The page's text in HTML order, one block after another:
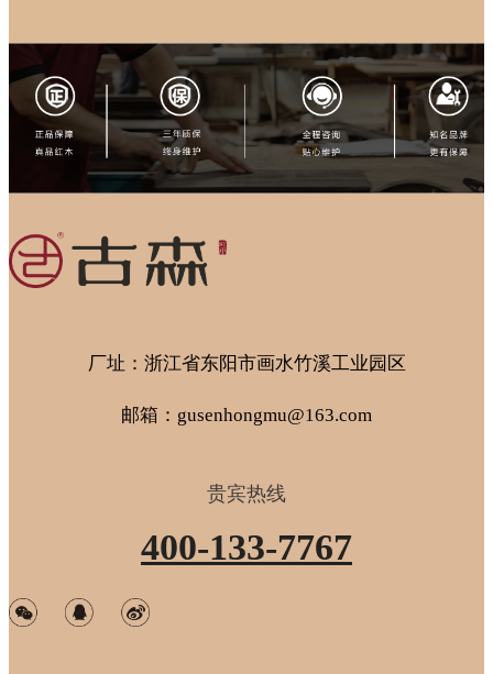
厂址：浙江省东阳市画水竹溪工业园区
邮箱：gusenhongmu@163.com
贵宾热线
400-133-7767